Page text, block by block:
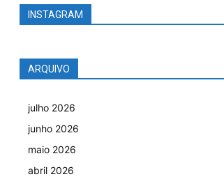
INSTAGRAM
ARQUIVO
julho 2026
junho 2026
maio 2026
abril 2026